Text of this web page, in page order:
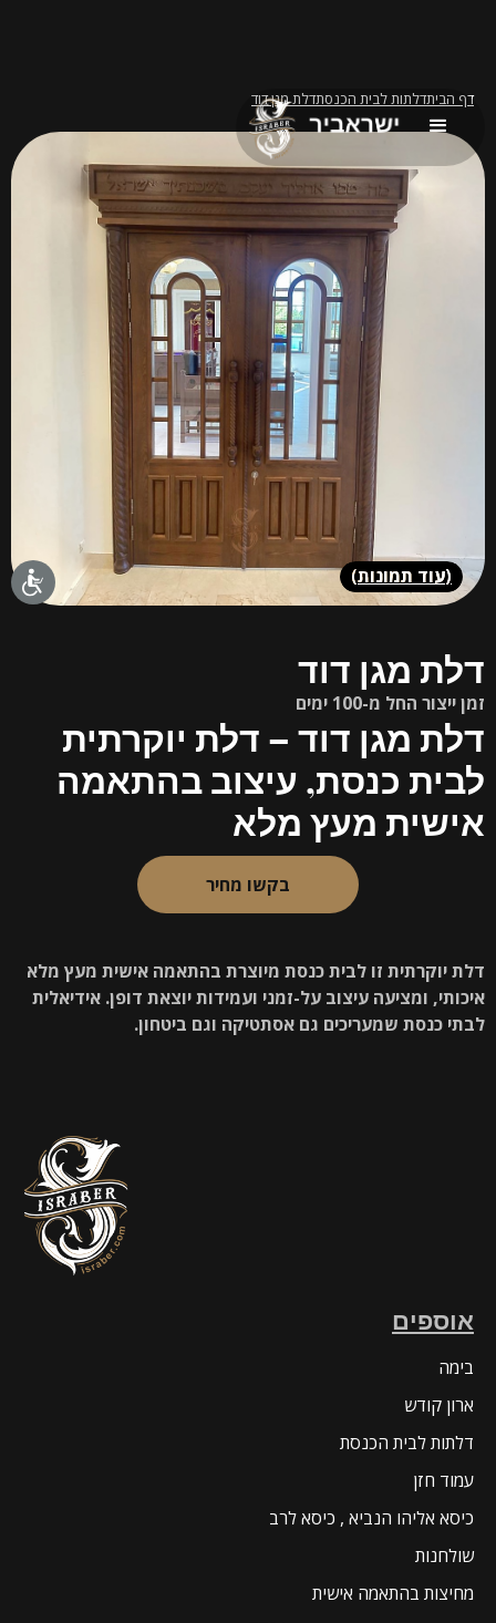
דף הביתדלתות לבית הכנסתדלת מגן דוד
(עוד תמונות)
דלת מגן דוד
זמן ייצור החל מ-100 ימים
דלת מגן דוד – דלת יוקרתית
לבית כנסת, עיצוב בהתאמה
אישית מעץ מלא
בקשו מחיר
דלת יוקרתית זו לבית כנסת מיוצרת בהתאמה אישית מעץ מלא
איכותי, ומציעה עיצוב על-זמני ועמידות יוצאת דופן. אידיאלית
לבתי כנסת שמעריכים גם אסתטיקה וגם ביטחון.
אוספים
בימה
ארון קודש
דלתות לבית הכנסת
עמוד חזן
כיסא אליהו הנביא , כיסא לרב
שולחנות
מחיצות בהתאמה אישית